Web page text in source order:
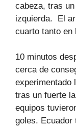
cabeza, tras
izquierda. El
cuarto tanto
10 minutos
cerca de
experimentado
tras un fuerte
equipos
goles. Ecuador